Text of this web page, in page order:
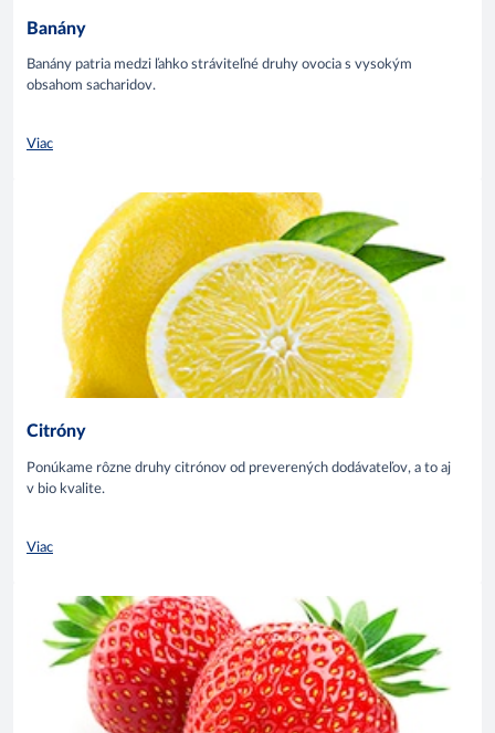
Banány
Banány patria medzi ľahko stráviteľné druhy ovocia s vysokým
obsahom sacharidov.
Viac
Citróny
Ponúkame rôzne druhy citrónov od preverených dodávateľov, a to aj
v bio kvalite.
Viac